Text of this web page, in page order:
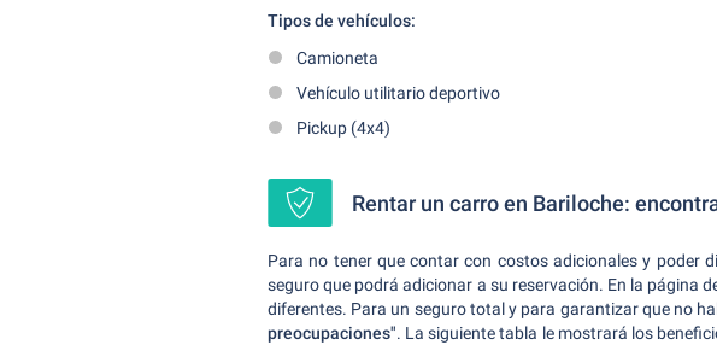
Tipos de vehículos:
Camioneta
Vehículo utilitario deportivo
Pickup (4x4)
Rentar un carro en Bariloche:
Para no tener que contar con costos adicionales y poder
seguro que podrá adicionar a su reservación. En la página
diferentes. Para un seguro total y para garantizar que no
preocupaciones". La siguiente tabla le mostrará los